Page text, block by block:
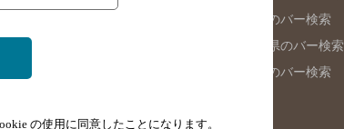
奈良県のバー検索
県のバー検索
島根県のバー検索
佐賀県のバー検索
の使用に同意したことになります。